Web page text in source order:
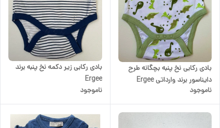
بادی رکابی نخ پنبه بچگانه طرح
دایناسور برند وارداتی Ergee
ناموجود
بادی رکابی زیر دکمه نخ پنبه برند
Ergee
ناموجود